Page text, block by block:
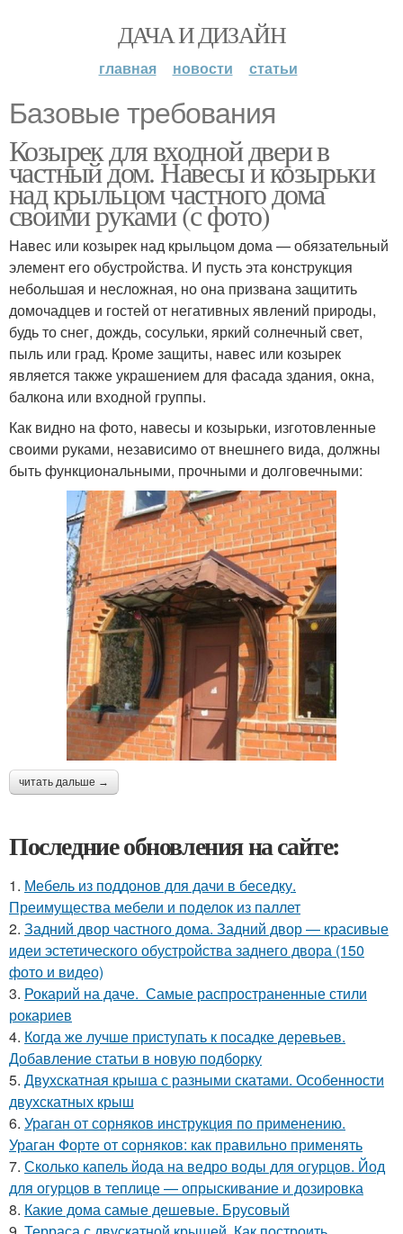
ДАЧА И ДИЗАЙН
главная новости статьи
Базовые требования
Козырек для входной двери в
частный дом. Навесы и козырьки
над крыльцом частного дома
своими руками (с фото)
Навес или козырек над крыльцом дома — обязательный
элемент его обустройства. И пусть эта конструкция
небольшая и несложная, но она призвана защитить
домочадцев и гостей от негативных явлений природы,
будь то снег, дождь, сосульки, яркий солнечный свет,
пыль или град. Кроме защиты, навес или козырек
является также украшением для фасада здания, окна,
балкона или входной группы.
Как видно на фото, навесы и козырьки, изготовленные
своими руками, независимо от внешнего вида, должны
быть функциональными, прочными и долговечными:
читать дальше →
Последние обновления на сайте:
1. Мебель из поддонов для дачи в беседку.
Преимущества мебели и поделок из паллет
2. Задний двор частного дома. Задний двор — красивые
идеи эстетического обустройства заднего двора (150
фото и видео)
3. Рокарий на даче. Самые распространенные стили
рокариев
4. Когда же лучше приступать к посадке деревьев.
Добавление статьи в новую подборку
5. Двухскатная крыша с разными скатами. Особенности
двухскатных крыш
6. Ураган от сорняков инструкция по применению.
Ураган Форте от сорняков: как правильно применять
7. Сколько капель йода на ведро воды для огурцов. Йод
для огурцов в теплице — опрыскивание и дозировка
8. Какие дома самые дешевые. Брусовый